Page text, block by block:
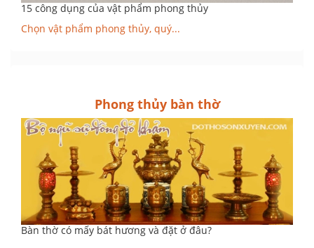
15 công dụng của vật phẩm phong thủy
Chọn vật phẩm phong thủy, quý...
Phong thủy bàn thờ
Bàn thờ có mấy bát hương và đặt ở đâu?